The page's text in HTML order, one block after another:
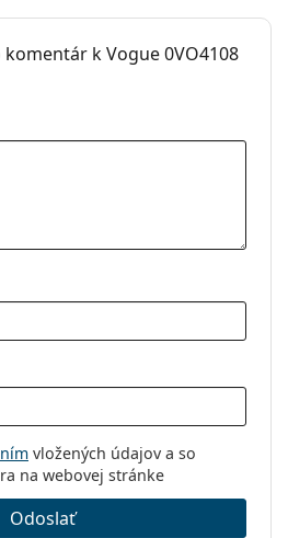
k Vogue 0VO4108
vložených údajov a so
na webovej stránke
Odoslať